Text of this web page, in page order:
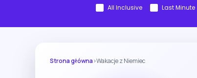
All Inclusive Last Minute
Strona główna›Wakacje z Niemiec